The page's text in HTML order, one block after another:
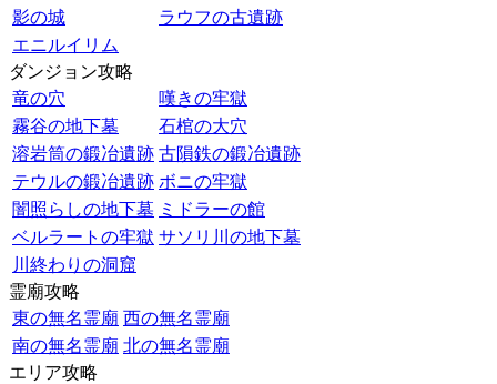
影の城
ラウフの古遺跡
エニルイリム
ダンジョン攻略
竜の穴
嘆きの牢獄
霧谷の地下墓
石棺の大穴
溶岩筒の鍛冶遺跡 古隕鉄の鍛冶遺跡
テウルの鍛冶遺跡 ボニの牢獄
闇照らしの地下墓 ミドラーの館
ベルラートの牢獄 サソリ川の地下墓
川終わりの洞窟
霊廟攻略
東の無名霊廟 西の無名霊廟
南の無名霊廟 北の無名霊廟
エリア攻略